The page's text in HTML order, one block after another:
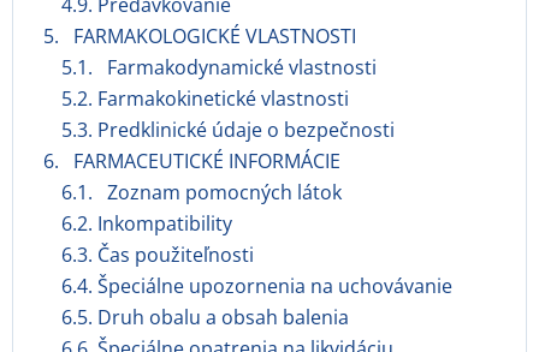
5. FARMAKOLOGICKÉ VLASTNOSTI
5.1. Farmakodynamické vlastnosti
5.2. Farmakokinetické vlastnosti
5.3. Predklinické údaje o bezpečnosti
6. FARMACEUTICKÉ INFORMÁCIE
6.1. Zoznam pomocných látok
6.2. Inkompatibility
6.3. Čas použiteľnosti
6.4. Špeciálne upozornenia na uchovávanie
6.5. Druh obalu a obsah balenia